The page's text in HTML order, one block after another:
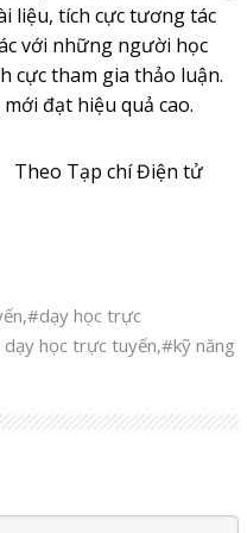
liệu, tích cực tương tác
với những người học
cực tham gia thảo luận.
đạt hiệu quả cao.
Theo Tạp chí Điện tử
,#dạy học trực
học trực tuyến,#kỹ năng